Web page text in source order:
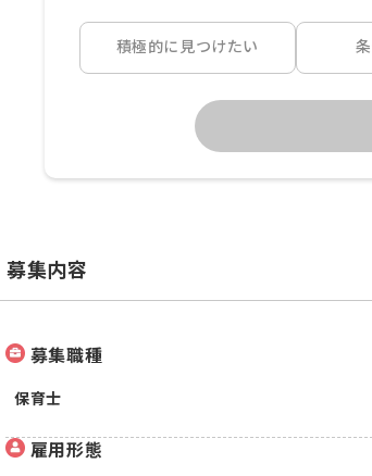
積極的に見つけたい
募集内容
募集職種
保育士
雇用形態